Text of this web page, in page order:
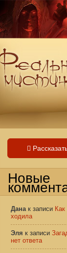
Новые
Данак записи
ходила
Эля к записи
нет ответа